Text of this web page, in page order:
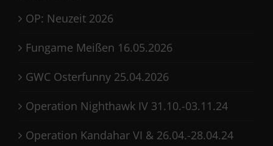
OP: Neuzeit 2026
Fungame Meißen 16.05.2026
GWC Osterfunny 25.04.2026
Operation Nighthawk IV 31.10.-03.11.24
Operation Kandahar VI & 26.04.-28.04.24